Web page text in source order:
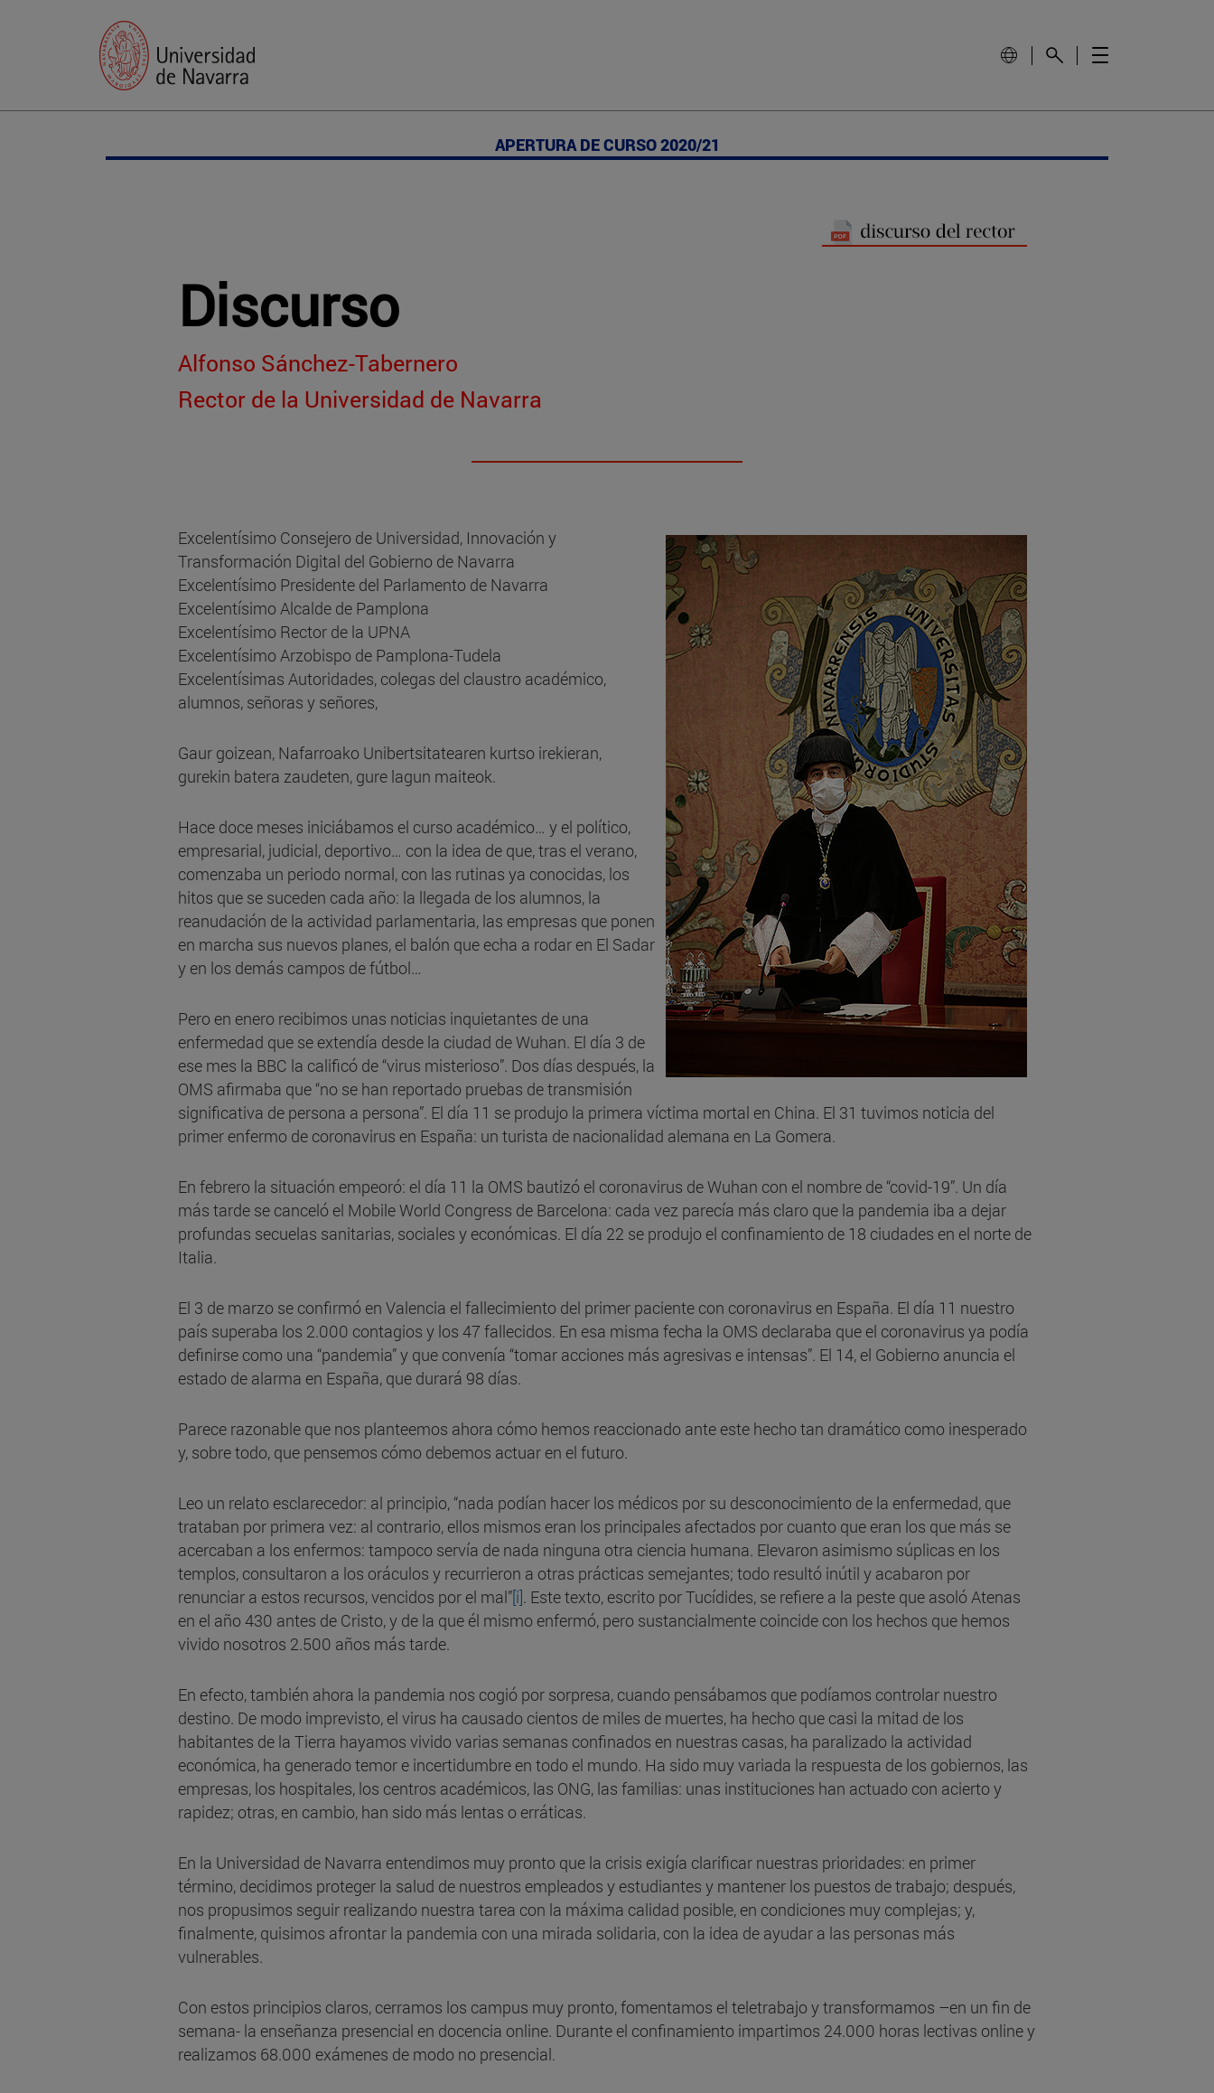
APERTURA DE CURSO 2020/21
Discurso
Alfonso Sánchez-Tabernero
Rector de la Universidad de Navarra
Excelentísimo Consejero de Universidad, Innovación y
Transformación Digital del Gobierno de Navarra
Excelentísimo Presidente del Parlamento de Navarra
Excelentísimo Alcalde de Pamplona
Excelentísimo Rector de la UPNA
Excelentísimo Arzobispo de Pamplona-Tudela
Excelentísimas Autoridades, colegas del claustro académico,
alumnos, señoras y señores,
Gaur goizean, Nafarroako Unibertsitatearen kurtso irekieran,
gurekin batera zaudeten, gure lagun maiteok.
Hace doce meses iniciábamos el curso académico… y el político,
empresarial, judicial, deportivo… con la idea de que, tras el verano,
comenzaba un periodo normal, con las rutinas ya conocidas, los
hitos que se suceden cada año: la llegada de los alumnos, la
reanudación de la actividad parlamentaria, las empresas que ponen
en marcha sus nuevos planes, el balón que echa a rodar en El Sadar
y en los demás campos de fútbol…
Pero en enero recibimos unas noticias inquietantes de una
enfermedad que se extendía desde la ciudad de Wuhan. El día 3 de
ese mes la BBC la calificó de “virus misterioso”. Dos días después, la
OMS afirmaba que “no se han reportado pruebas de transmisión
significativa de persona a persona”. El día 11 se produjo la primera víctima mortal en China. El 31 tuvimos noticia del
primer enfermo de coronavirus en España: un turista de nacionalidad alemana en La Gomera.
En febrero la situación empeoró: el día 11 la OMS bautizó el coronavirus de Wuhan con el nombre de “covid-19”. Un día
más tarde se canceló el Mobile World Congress de Barcelona: cada vez parecía más claro que la pandemia iba a dejar
profundas secuelas sanitarias, sociales y económicas. El día 22 se produjo el confinamiento de 18 ciudades en el norte de
Italia.
El 3 de marzo se confirmó en Valencia el fallecimiento del primer paciente con coronavirus en España. El día 11 nuestro
país superaba los 2.000 contagios y los 47 fallecidos. En esa misma fecha la OMS declaraba que el coronavirus ya podía
definirse como una “pandemia” y que convenía “tomar acciones más agresivas e intensas”. El 14, el Gobierno anuncia el
estado de alarma en España, que durará 98 días.
Parece razonable que nos planteemos ahora cómo hemos reaccionado ante este hecho tan dramático como inesperado
y, sobre todo, que pensemos cómo debemos actuar en el futuro.
Leo un relato esclarecedor: al principio, “nada podían hacer los médicos por su desconocimiento de la enfermedad, que
trataban por primera vez: al contrario, ellos mismos eran los principales afectados por cuanto que eran los que más se
acercaban a los enfermos: tampoco servía de nada ninguna otra ciencia humana. Elevaron asimismo súplicas en los
templos, consultaron a los oráculos y recurrieron a otras prácticas semejantes; todo resultó inútil y acabaron por
renunciar a estos recursos, vencidos por el mal”[i]. Este texto, escrito por Tucídides, se refiere a la peste que asoló Atenas
en el año 430 antes de Cristo, y de la que él mismo enfermó, pero sustancialmente coincide con los hechos que hemos
vivido nosotros 2.500 años más tarde.
En efecto, también ahora la pandemia nos cogió por sorpresa, cuando pensábamos que podíamos controlar nuestro
destino. De modo imprevisto, el virus ha causado cientos de miles de muertes, ha hecho que casi la mitad de los
habitantes de la Tierra hayamos vivido varias semanas confinados en nuestras casas, ha paralizado la actividad
económica, ha generado temor e incertidumbre en todo el mundo. Ha sido muy variada la respuesta de los gobiernos, las
empresas, los hospitales, los centros académicos, las ONG, las familias: unas instituciones han actuado con acierto y
rapidez; otras, en cambio, han sido más lentas o erráticas.
En la Universidad de Navarra entendimos muy pronto que la crisis exigía clarificar nuestras prioridades: en primer
término, decidimos proteger la salud de nuestros empleados y estudiantes y mantener los puestos de trabajo; después,
nos propusimos seguir realizando nuestra tarea con la máxima calidad posible, en condiciones muy complejas; y,
finalmente, quisimos afrontar la pandemia con una mirada solidaria, con la idea de ayudar a las personas más
vulnerables.
Con estos principios claros, cerramos los campus muy pronto, fomentamos el teletrabajo y transformamos –en un fin de
semana- la enseñanza presencial en docencia online. Durante el confinamiento impartimos 24.000 horas lectivas online y
realizamos 68.000 exámenes de modo no presencial.